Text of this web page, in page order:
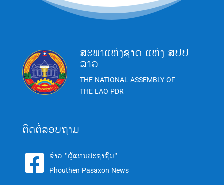
ສະພາແຫ່ງຊາດ ແຫ່ງ ສປປ
ລາວ
THE NATIONAL ASSEMBLY OF
THE LAO PDR
ຕິດຕໍ່ສອບຖາມ
 ຂ່າວ "ຜູ້ແທນປະຊາຊົນ"
Phouthen Pasaxon News